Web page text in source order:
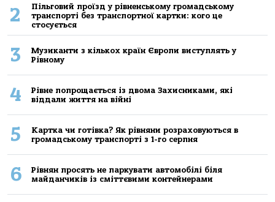
2
Пільговий проїзд у рівненському громадському
транспорті без транспортної картки: кого це
стосується
3
Музиканти з кількох країн Європи виступлять у
Рівному
4
Рівне попрощається із двома Захисниками, які
віддали життя на війні
5
Картка чи готівка? Як рівняни розраховуються в
громадському транспорті з 1-го серпня
6
Рівнян просять не паркувати автомобілі біля
майданчиків із сміттєвими контейнерами